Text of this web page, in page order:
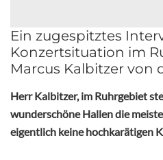
Ein zugespitztes
Konzertsituation im
Marcus Kalbitzer von
Herr Kalbitzer, im Ruhrgebiet
wunderschöne Hallen die
eigentlich keine hochkarätigen